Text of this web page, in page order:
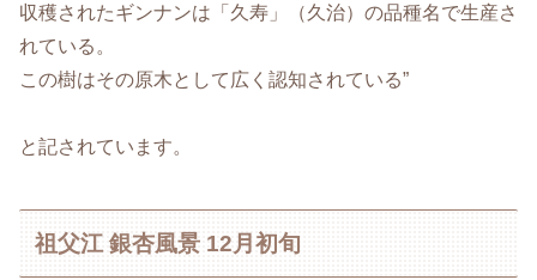
収穫されたギンナンは「久寿」（久治）の品種名で生産さ
れている。
この樹はその原木として広く認知されている”
と記されています。
祖父江 銀杏風景 12月初旬